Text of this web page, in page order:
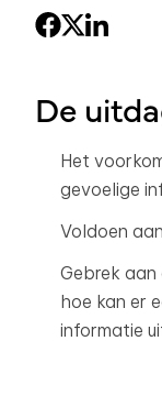
De
Het
gevoelige
Voldoen
Gebrek aan
hoe kan er
informatie